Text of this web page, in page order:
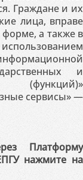
Граждане и их
лица, вправе
а также в
и
сервисы» —
Платформу
нажмите на